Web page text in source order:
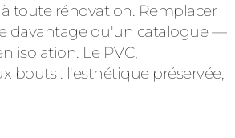
toute rénovation. Remplacer
davantage qu'un catalogue —
isolation. Le PVC,
bouts : l'esthétique préservée,